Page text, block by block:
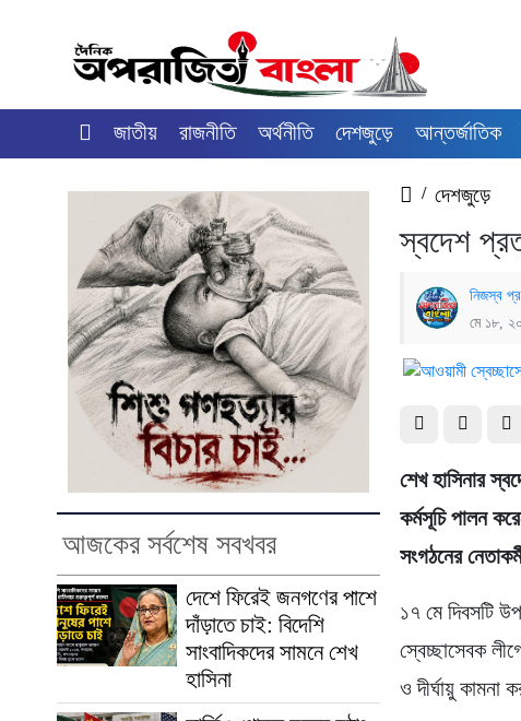
জাতীয় রাজনীতি অর্থনীতি দেশজুড়ে আন্তর্জাতিক
আজকের সর্বশেষ সবখবর
দেশে ফিরেই জনগণের পাশে
দাঁড়াতে চাই: বিদেশি
সাংবাদিকদের সামনে শেখ
হাসিনা
/দেশজুড়ে
স্বদেশ
নিজস্ব
মে ১৮,
শেখ হাসিনার
কর্মসূচি পালন
সংগঠনের
১৭ মে দিবসটি
স্বেচ্ছাসেবক
ও দীর্ঘায়ু কামনা